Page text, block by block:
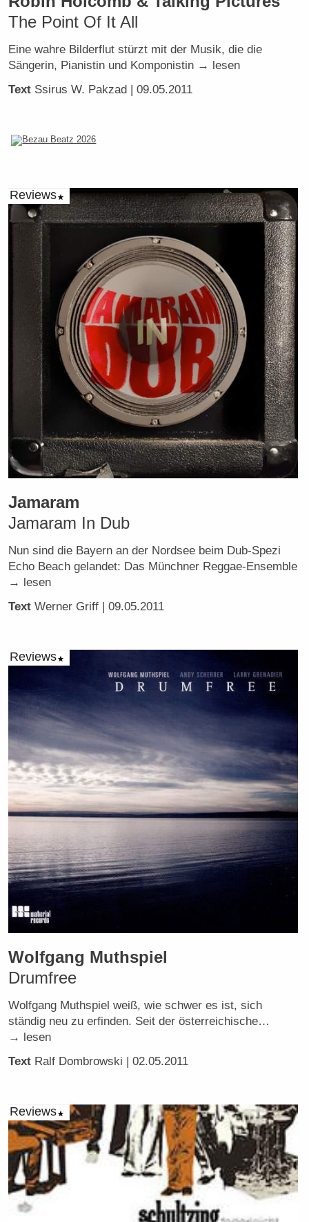
The Point Of It All
Eine wahre Bilderflut stürzt mit der Musik, die die
Sängerin, Pianistin und Komponistin → lesen
Text Ssirus W. Pakzad | 09.05.2011
Reviews
Jamaram
Jamaram In Dub
Nun sind die Bayern an der Nordsee beim Dub-Spezi
Echo Beach gelandet: Das Münchner Reggae-Ensemble
→ lesen
Text Werner Griff | 09.05.2011
Reviews
Wolfgang Muthspiel
Drumfree
Wolfgang Muthspiel weiß, wie schwer es ist, sich
ständig neu zu erfinden. Seit der österreichische…
→ lesen
Text Ralf Dombrowski | 02.05.2011
Reviews